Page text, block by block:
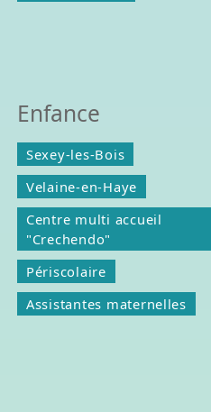
Enfance
Sexey-les-Bois
Velaine-en-Haye
Centre multi accueil
"Crechendo"
Périscolaire
Assistantes maternelles